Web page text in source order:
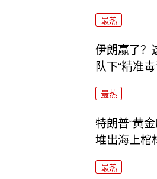
最热
伊朗赢了？
队下“精准毒
最热
特朗普“黄
堆出海上棺
最热